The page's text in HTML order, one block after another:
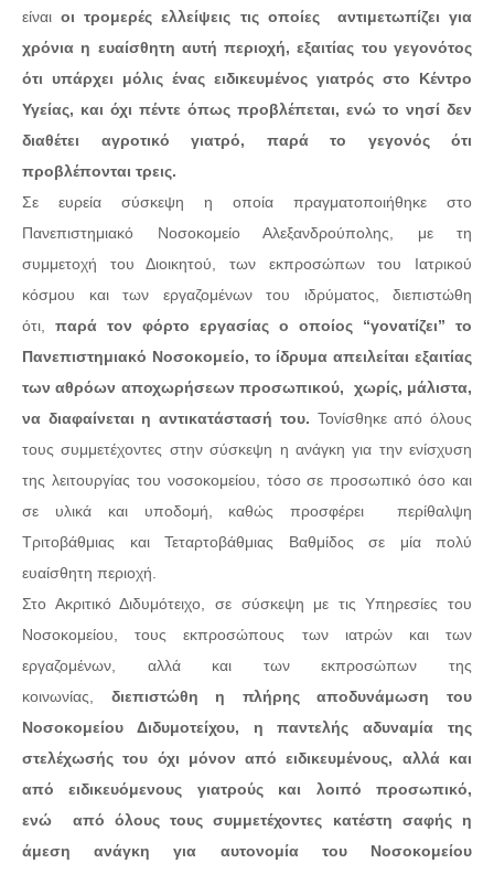
είναιοι τρομερές ελλείψεις τις οποίες αντιμετωπίζει για
χρόνια η ευαίσθητη αυτή περιοχή, εξαιτίας του γεγονότος
ότι υπάρχει μόλις ένας ειδικευμένος γιατρός στο Κέντρο
Υγείας, και όχι πέντε όπως προβλέπεται, ενώ το νησί δεν
διαθέτει αγροτικό γιατρό, παρά το γεγονός ότι
προβλέπονται τρεις.
Σε ευρεία σύσκεψη η οποία πραγματοποιήθηκε στο
Πανεπιστημιακό Νοσοκομείο Αλεξανδρούπολης, με τη
συμμετοχή του Διοικητού, των εκπροσώπων του Ιατρικού
κόσμου και των εργαζομένων του ιδρύματος, διεπιστώθη
ότι, παρά τον φόρτο εργασίας ο οποίος “γονατίζει” το
Πανεπιστημιακό Νοσοκομείο, το ίδρυμα απειλείται εξαιτίας
των αθρόων αποχωρήσεων προσωπικού, χωρίς, μάλιστα,
να διαφαίνεται η αντικατάστασή του. Τονίσθηκε από όλους
τους συμμετέχοντες στην σύσκεψη η ανάγκη για την ενίσχυση
της λειτουργίας του νοσοκομείου, τόσο σε προσωπικό όσο και
σε υλικά και υποδομή, καθώς προσφέρει περίθαλψη
Τριτοβάθμιας και Τεταρτοβάθμιας Βαθμίδος σε μία πολύ
ευαίσθητη περιοχή.
Στο Ακριτικό Διδυμότειχο, σε σύσκεψη με τις Υπηρεσίες του
Νοσοκομείου, τους εκπροσώπους των ιατρών και των
εργαζομένων, αλλά και των εκπροσώπων της
κοινωνίας, διεπιστώθη η πλήρης αποδυνάμωση του
Νοσοκομείου Διδυμοτείχου, η παντελής αδυναμία της
στελέχωσής του όχι μόνον από ειδικευμένους, αλλά και
από ειδικευόμενους γιατρούς και λοιπό προσωπικό,
ενώ από όλους τους συμμετέχοντες κατέστη σαφής η
άμεση ανάγκη για αυτονομία του Νοσοκομείου